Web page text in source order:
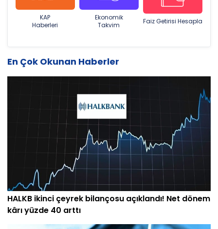
KAP
Haberleri
Ekonomik
Takvim
Faiz Getirisi Hesapla
En Çok Okunan Haberler
HALKB ikinci çeyrek bilançosu açıklandı! Net dönem
kârı yüzde 40 arttı